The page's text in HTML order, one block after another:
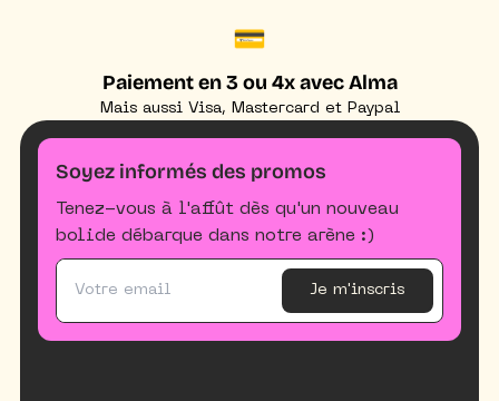
💳
Paiement en 3 ou 4x avec Alma
Mais aussi Visa, Mastercard et Paypal
Soyez informés des promos
Tenez-vous à l'affût dès qu'un nouveau
bolide débarque dans notre arène :)
Je m'inscris